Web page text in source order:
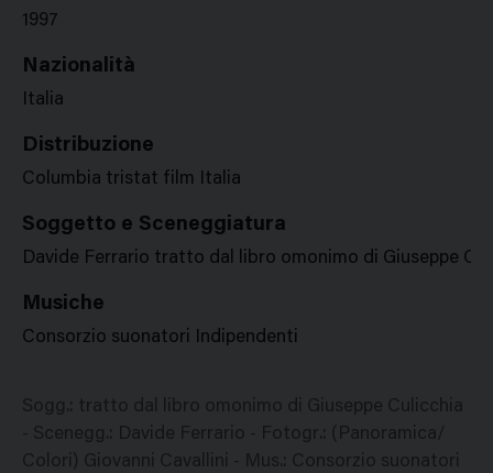
1997
Nazionalità
Italia
Distribuzione
Columbia tristat film Italia
Soggetto e Sceneggiatura
Davide Ferrario tratto dal libro omonimo di Giuseppe
Musiche
Consorzio suonatori Indipendenti
Sogg.: tratto dal libro omonimo di Giuseppe Culicchia
- Scenegg.: Davide Ferrario - Fotogr.: (Panoramica/
Colori) Giovanni Cavallini - Mus.: Consorzio suonatori